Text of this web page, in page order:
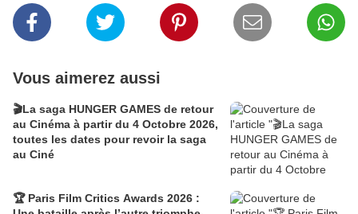
Vous aimerez aussi
🎬La saga HUNGER GAMES de retour
au Cinéma à partir du 4 Octobre 2026,
toutes les dates pour revoir la saga
au Ciné
🏆 Paris Film Critics Awards 2026 :